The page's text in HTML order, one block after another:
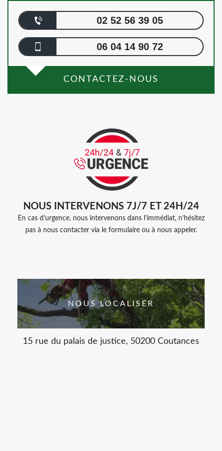
02 52 56 39 05
06 04 14 90 72
CONTACTEZ-NOUS
NOUS INTERVENONS 7J/7 ET 24H/24
En cas d’urgence, nous intervenons dans l’immédiat, n’hésitez
pas à nous contacter via le formulaire ou à nous appeler.
NOUS LOCALISER
15 rue du palais de justice, 50200 Coutances